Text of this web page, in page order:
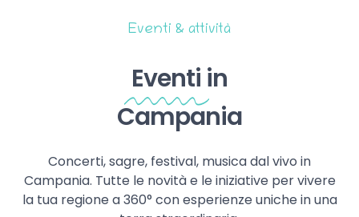
Eventi & attività
Eventi in
Campania
Concerti, sagre, festival, musica dal vivo in
Campania. Tutte le novità e le iniziative per vivere
la tua regione a 360° con esperienze uniche in una